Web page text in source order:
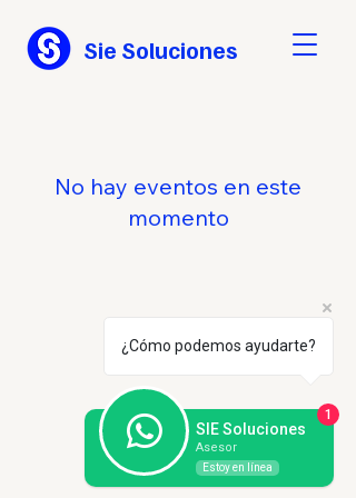
Sie Soluciones
No hay eventos en este
momento
¿Cómo podemos ayudarte?
SIE Soluciones
Asesor
Estoy en línea
1